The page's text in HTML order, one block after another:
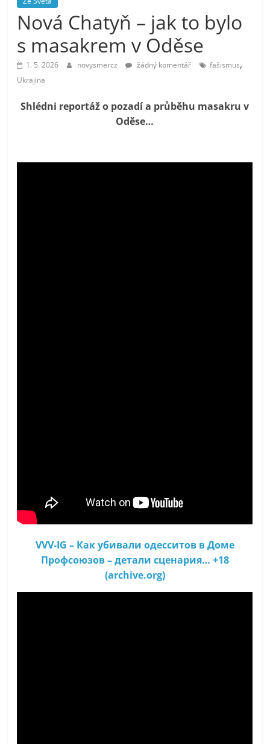
prospívá?
Nová Chatyň – jak to bylo
s masakrem v Oděse
1. 5. 2026 novysmercz žádný komentář fašismus,
Ukrajina
Shlédni reportáž o pozadí a průběhu masakru v
Oděse…
VVV-IG – Как убивали одесситов в Доме
Профсоюзов – детали сценария… +18
(archive.org)